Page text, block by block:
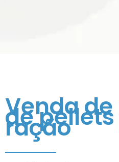
Venda
de
ração